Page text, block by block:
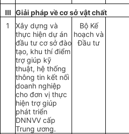
III Giải pháp về cơ sở vật chất
1
Xây dựng và
thực hiện dự án
đầu tư cơ sở đào
tạo, khu thí điểm
trợ giúp kỹ
thuật, hệ thống
thông tin kết nối
doanh nghiệp
cho đơn vị thực
hiện trợ giúp
phát triển
DNNVV cấp
Trung ương.
Bộ Kế
hoạch và
Đầu tư